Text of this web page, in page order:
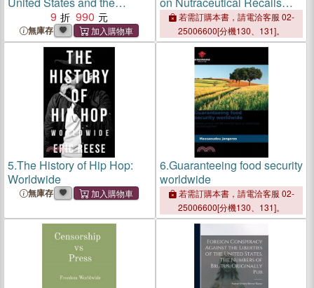
Worldwide Struggle for
Democracy
9 990
無庫存
Worldwide
若需訂購本書，請電洽客服 02-
25006600[分機130、131]。
5.The History of Hip Hop:
Worldwide
無庫存
6.Guaranteeing food security
worldwide
若需訂購本書，請電洽客服 02-
25006600[分機130、131]。